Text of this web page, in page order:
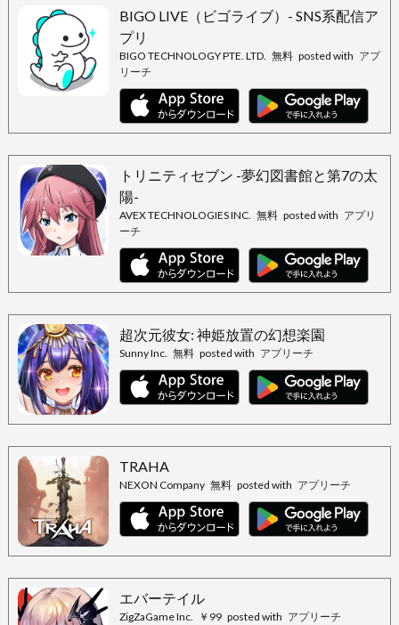
BIGO LIVE（ビゴライブ）- SNS系配信ア
プリ
BIGO TECHNOLOGY PTE. LTD. 無料 posted with アプ
リーチ
トリニティセブン -夢幻図書館と第7の太
陽-
AVEX TECHNOLOGIES INC. 無料 posted with アプリ
ーチ
超次元彼女: 神姫放置の幻想楽園
Sunny Inc. 無料 posted with アプリーチ
TRAHA
NEXON Company 無料 posted with アプリーチ
エバーテイル
ZigZaGame Inc. ￥99 posted with アプリーチ